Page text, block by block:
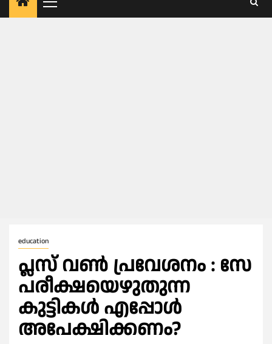
Primary
Menu
education
പ്ലസ് വണ്‍ പ്രവേശനം : സേ
പരീക്ഷയെഴുതുന്ന
കുട്ടികള്‍ എപ്പോള്‍
അപേക്ഷിക്കണം?